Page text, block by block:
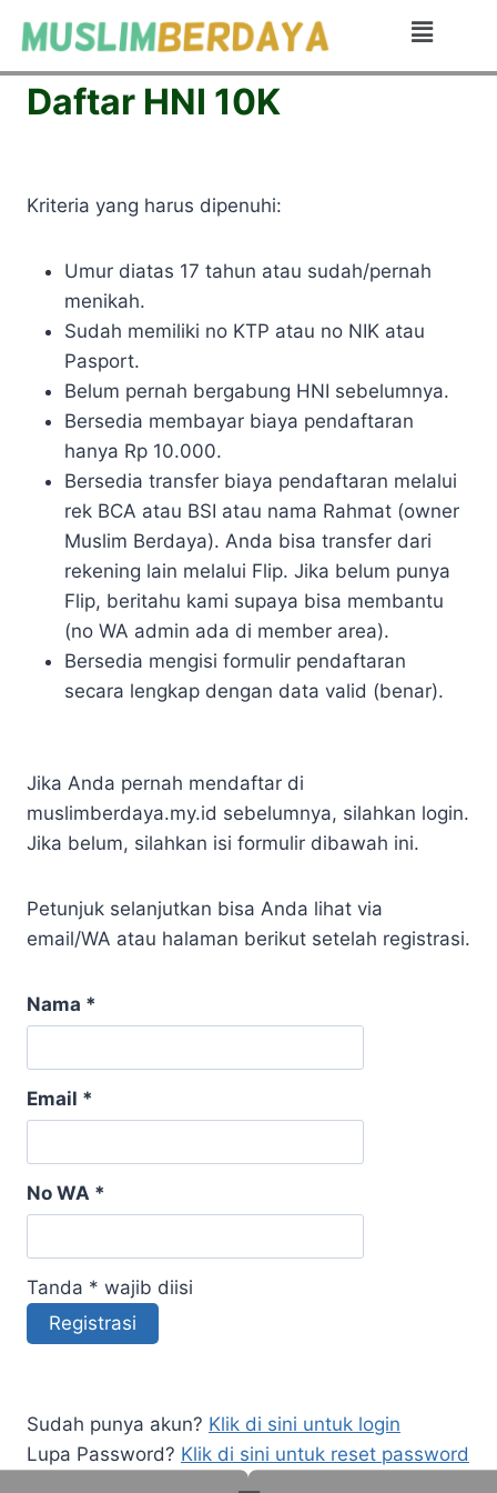
Daftar HNI 10K
Kriteria yang harus dipenuhi:
Umur diatas 17 tahun atau sudah/pernah
menikah.
Sudah memiliki no KTP atau no NIK atau
Pasport.
Belum pernah bergabung HNI sebelumnya.
Bersedia membayar biaya pendaftaran
hanya Rp 10.000.
Bersedia transfer biaya pendaftaran melalui
rek BCA atau BSI atau nama Rahmat (owner
Muslim Berdaya). Anda bisa transfer dari
rekening lain melalui Flip. Jika belum punya
Flip, beritahu kami supaya bisa membantu
(no WA admin ada di member area).
Bersedia mengisi formulir pendaftaran
secara lengkap dengan data valid (benar).
Jika Anda pernah mendaftar di
muslimberdaya.my.id sebelumnya, silahkan login.
Jika belum, silahkan isi formulir dibawah ini.
Petunjuk selanjutkan bisa Anda lihat via
email/WA atau halaman berikut setelah registrasi.
Nama *
Email *
No WA *
Tanda * wajib diisi
Sudah punya akun? Klik di sini untuk login
Lupa Password? Klik di sini untuk reset password